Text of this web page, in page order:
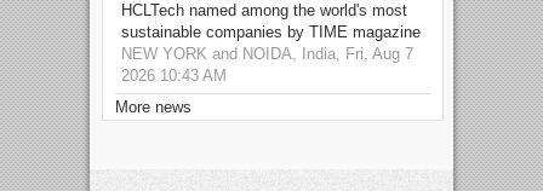
HCLTech named among the world's most
sustainable companies by TIME magazine
NEW YORK and NOIDA, India, Fri, Aug 7
2026 10:43 AM
More news